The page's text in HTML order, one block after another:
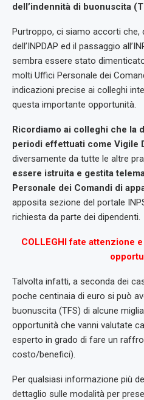
dell’indennità di buonuscita
Purtroppo, ci siamo accorti che,
dell’INPDAP ed il passaggio
sembra essere stato
molti Uffici Personale dei
indicazioni precise ai colleghi
questa importante opportunità.
Ricordiamo ai colleghi che la
periodi effettuati come Vigile
diversamente da tutte le altre
essere istruita e gestita
Personale dei Comandi di
apposita sezione del portale
richiesta da parte dei dipendenti.
COLLEGHI fate attenzione
Talvolta infatti, a seconda dei
poche centinaia di euro si può
buonuscita (TFS) di alcune
opportunità che vanni valutate
esperto in grado di fare un
costo/benefici).
Per qualsiasi informazione più
dettaglio sulle modalità per